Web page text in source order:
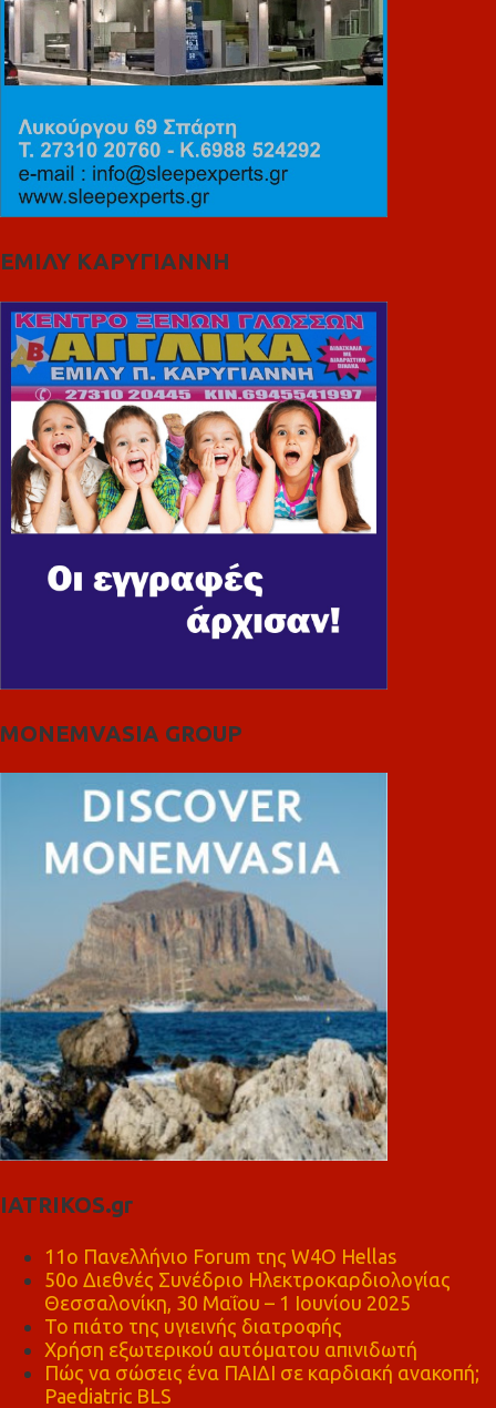
ΕΜΙΛΥ ΚΑΡΥΓΙΑΝΝΗ
MONEMVASIA GROUP
IATRIKOS.gr
11ο Πανελλήνιο Forum της W4O Hellas
50ο Διεθνές Συνέδριο Ηλεκτροκαρδιολογίας
Θεσσαλονίκη, 30 Μαΐου – 1 Ιουνίου 2025
Το πιάτο της υγιεινής διατροφής
Χρήση εξωτερικού αυτόματου απινιδωτή
Πώς να σώσεις ένα ΠΑΙΔΙ σε καρδιακή ανακοπή;
Paediatric BLS